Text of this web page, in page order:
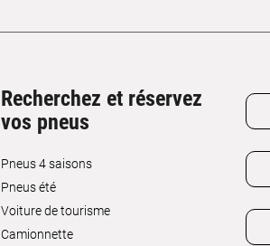
Recherchez et réservez
vos pneus
Pneus 4 saisons
Pneus été
Voiture de tourisme
Camionnette